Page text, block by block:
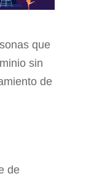
que
sin
de
de